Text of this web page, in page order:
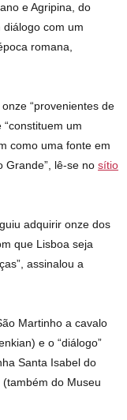
e Agripina, do
com um
romana,
“provenientes de
um
como uma fonte em
Grande”, lê-se nosítio
adquirir onze dos
que Lisboa seja
assinalou a
Martinho a cavalo
e o “diálogo”
Santa Isabel do
do Museu